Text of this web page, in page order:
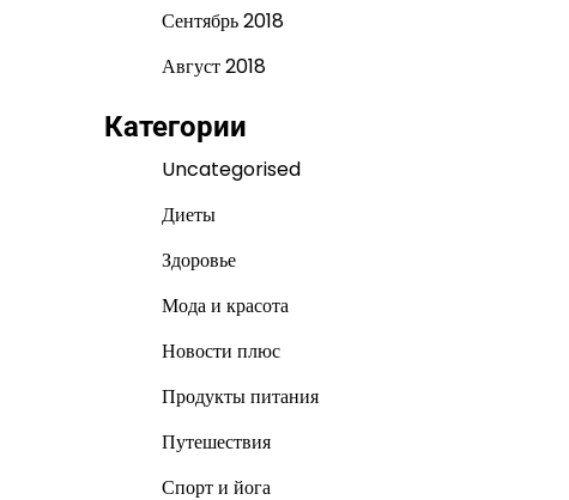
Сентябрь 2018
Август 2018
Категории
Uncategorised
Диеты
Здоровье
Мода и красота
Новости плюс
Продукты питания
Путешествия
Спорт и йога